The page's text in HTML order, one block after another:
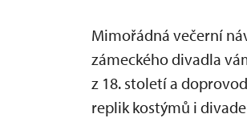
Mimořádná večerní
zámeckého divadla
z 18. století a
replik kostýmů i